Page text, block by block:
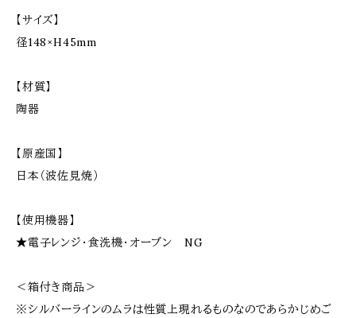
【サイズ】
径148×H45mm
【材質】
陶器
【原産国】
日本（波佐見焼）
【使用機器】
★電子レンジ・食洗機・オーブン NG
＜箱付き商品＞
※シルバーラインのムラは性質上現れるものなのであらかじめご